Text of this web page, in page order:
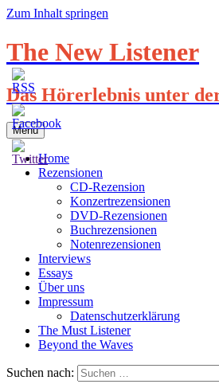
Zum Inhalt springen
The New Listener
Das Hörerlebnis unter
Menü
Home
Rezensionen
CD-Rezension
Konzertrezensionen
DVD-Rezensionen
Buchrezensionen
Notenrezensionen
Interviews
Essays
Über uns
Impressum
Datenschutzerklärung
The Must Listener
Beyond the Waves
Suchen nach: